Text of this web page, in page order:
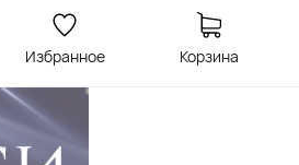
Избранное Корзина